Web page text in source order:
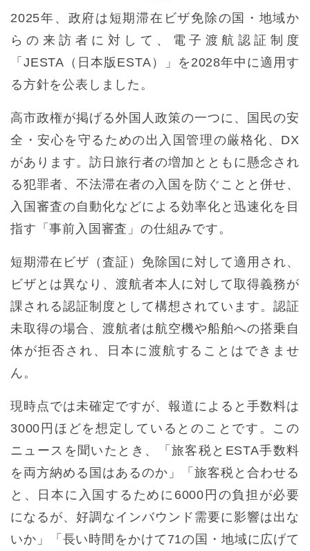
2025年、政府は短期滞在ビザ免除の国・地域か
らの来訪者に対して、電子渡航認証制度
「JESTA（日本版ESTA）」を2028年中に適用す
る方針を公表しました。
高市政権が掲げる外国人政策の一つに、国民の安
全・安心を守るための出入国管理の厳格化、DX
があります。訪日旅行者の増加とともに懸念され
る犯罪者、不法滞在者の入国を防ぐことと併せ、
入国審査の自動化などによる効率化と迅速化を目
指す「事前入国審査」の仕組みです。
短期滞在ビザ（査証）免除国に対して適用され、
ビザとは異なり、渡航者本人に対して取得義務が
課される認証制度として構想されています。認証
未取得の場合、渡航者は航空機や船舶への搭乗自
体が拒否され、日本に渡航することはできませ
ん。
現時点では未確定ですが、報道によると手数料は
3000円ほどを想定しているとのことです。この
ニュースを聞いたとき、「旅客税とESTA手数料
を両方納める国はあるのか」「旅客税と合わせる
と、日本に入国するために6000円の負担が必要
になるが、好調なインバウンド需要に影響は出な
いか」「長い時間をかけて71の国・地域に広げて